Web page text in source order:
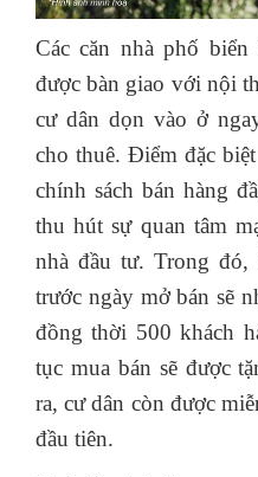
Các căn nhà phố biển
được bàn giao với nội
cư dân dọn vào ở
cho thuê. Điểm đặc
chính sách bán hàng
thu hút sự quan tâm
nhà đầu tư. Trong đó,
trước ngày mở bán sẽ
đồng thời 500 khách
tục mua bán sẽ được
ra, cư dân còn được
đầu tiên.